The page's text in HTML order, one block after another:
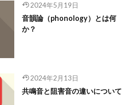
2024年5月19日
音韻論（phonology）とは何
か？
2024年2月13日
共鳴音と阻害音の違いについて